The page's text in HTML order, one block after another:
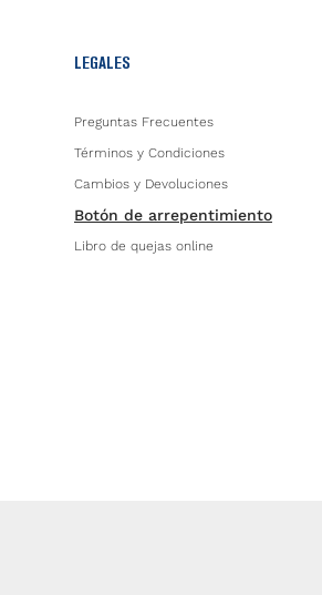
LEGALES
Preguntas Frecuentes
Términos y Condiciones
Cambios y Devoluciones
Botón de arrepentimiento
Libro de quejas online